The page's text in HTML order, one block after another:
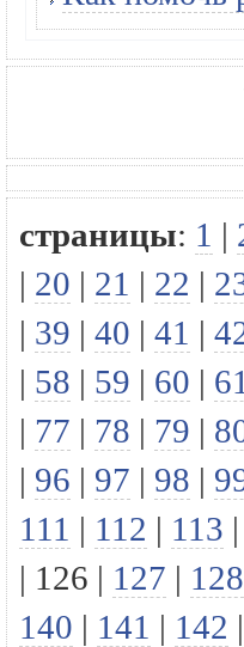
страницы: 1 |
| 20 | 21 | 22 |
| 39 | 40 | 41 |
| 58 | 59 | 60 | 61
| 77 | 78 | 79 |
| 96 | 97 | 98 |
111 | 112 | 113 |
| 126 | 127 | 128
140 | 141 | 142 |